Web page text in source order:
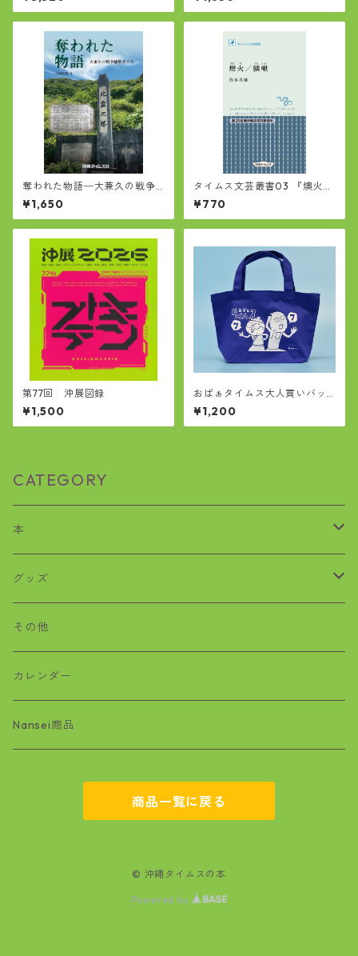
奪われた物語─大兼久の戦争
犠牲者たち
¥1,650
タイムス文芸叢書03 『燠火
(おきび)/鱗啾(りんしゅう)』
竹本真雄 著
¥770
第77回 沖展図録
¥1,500
おばぁタイムス大人買いバッ
グ
¥1,200
CATEGORY
本
歴史
沖縄戦
絵本
基地問題
グッズ
おばぁタイムス
ワラビー
その他
カレンダー
Nansei商品
商品一覧に戻る
© 沖縄タイムスの本
Powered by